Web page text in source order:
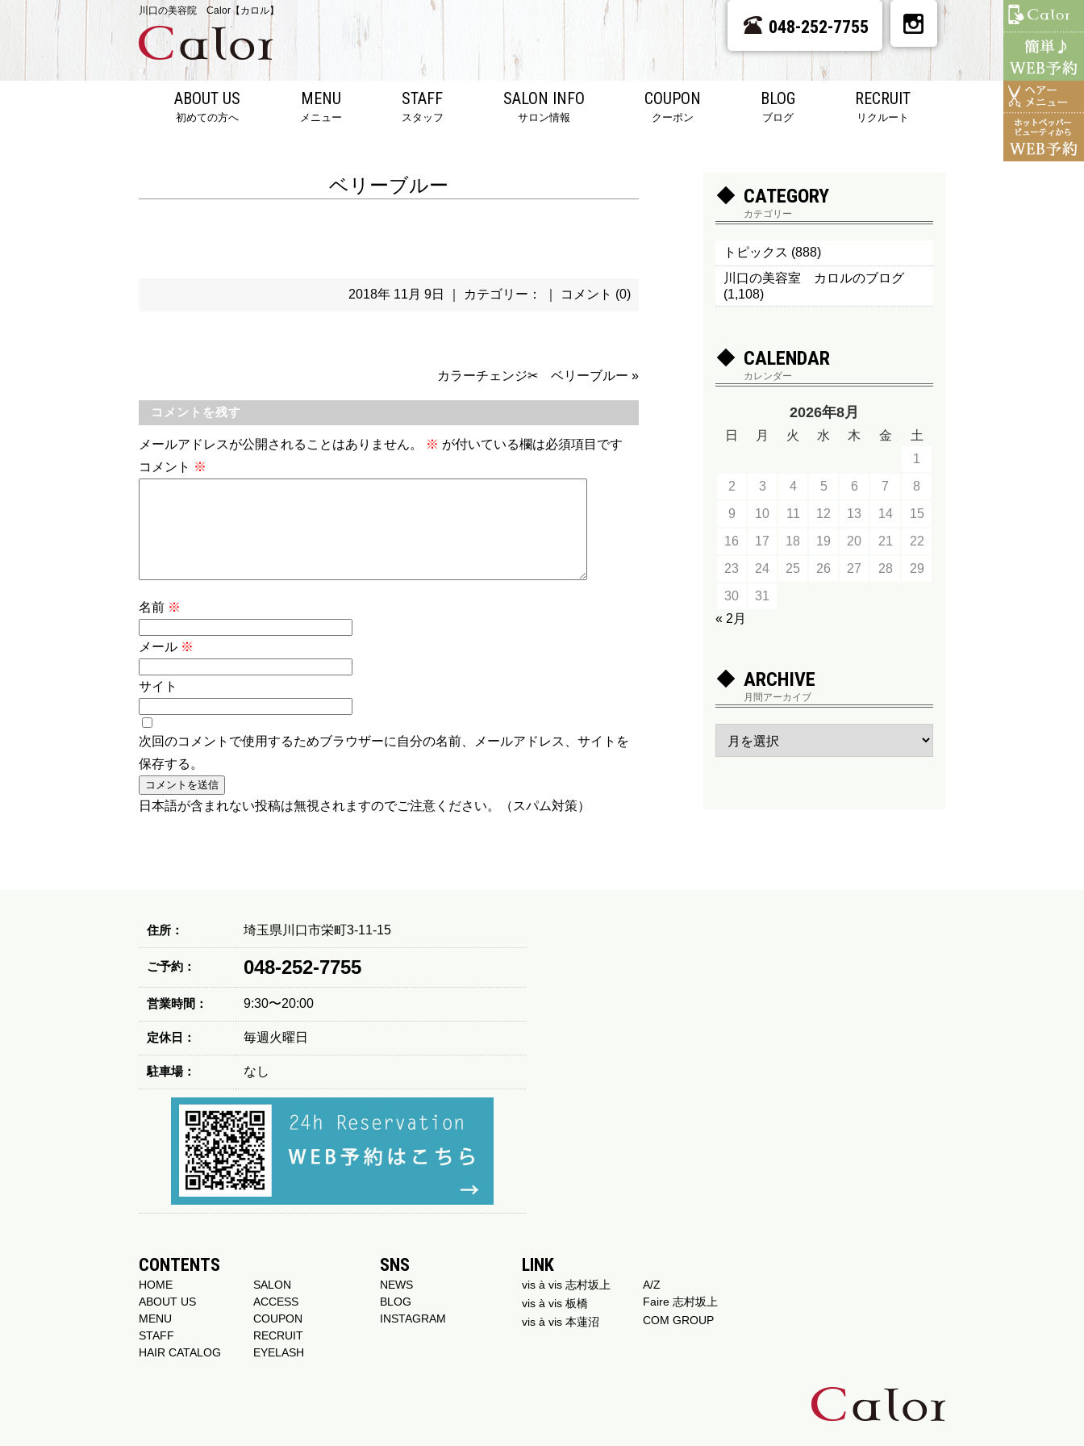
川口の美容院 Calor【カロル】
048-252-7755
ABOUT US
初めての方へ
MENU
メニュー
STAFF
スタッフ
SALON INFO
サロン情報
COUPON
クーポン
BLOG
ブログ
RECRUIT
リクルート
ベリーブルー
2018年 11月 9日 ｜ カテゴリー： ｜ コメント (0)
カラーチェンジ✂ ベリーブルー »
コメントを残す
メールアドレスが公開されることはありません。 ※ が付いている欄は必須項目です
コメント ※
名前 ※
メール ※
サイト
次回のコメントで使用するためブラウザーに自分の名前、メールアドレス、サイトを
保存する。
日本語が含まれない投稿は無視されますのでご注意ください。（スパム対策）
CATEGORY
カテゴリー
トピックス (888)
川口の美容室 カロルのブログ
(1,108)
CALENDAR
カレンダー
2026年8月
日 月 火 水 木 金
土
1
2
3 4 5 6 7
8
9
10 11 12 13 14
15
16
17 18 19 20 21
22
23
24 25 26 27 28
29
30
31
« 2月
ARCHIVE
月間アーカイブ
住所： 埼玉県川口市栄町3-11-15
ご予約： 048-252-7755
営業時間： 9:30〜20:00
定休日： 毎週火曜日
駐車場： なし
CONTENTS
HOME
ABOUT US
MENU
STAFF
HAIR CATALOG
SALON
ACCESS
COUPON
RECRUIT
EYELASH
SNS
NEWS
BLOG
INSTAGRAM
LINK
vis à vis 志村坂上
vis à vis 板橋
vis à vis 本蓮沼
A/Z
Faire 志村坂上
COM GROUP